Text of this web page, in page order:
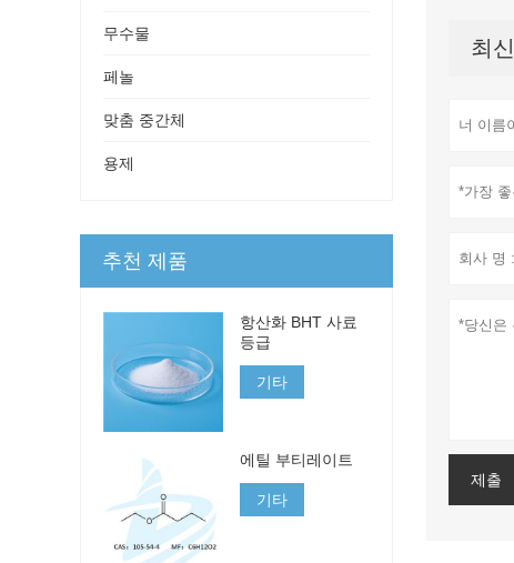
최
제출
무수물
페놀
맞춤 중간체
용제
추천 제품
항산화 BHT 사료
등급
기타
에틸 부티레이트
기타